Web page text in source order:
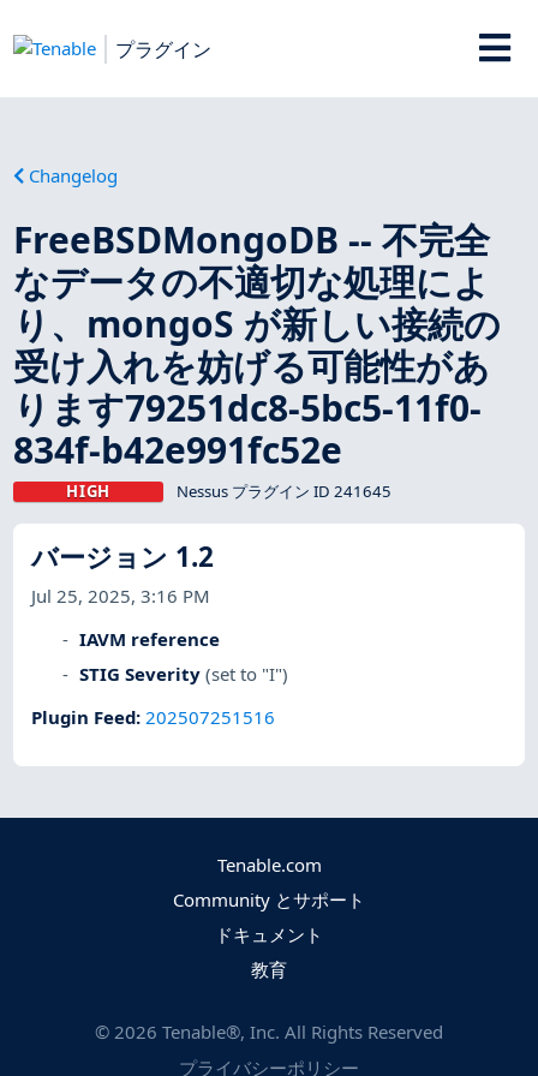
プラグイン
Changelog
FreeBSDMongoDB -- 不完全
なデータの不適切な処理によ
り、mongoS が新しい接続の
受け入れを妨げる可能性があ
ります79251dc8-5bc5-11f0-
834f-b42e991fc52e
HIGH Nessus プラグイン ID 241645
バージョン 1.2
Jul 25, 2025, 3:16 PM
IAVM reference
STIG Severity (set to "I")
Plugin Feed:202507251516
Tenable.com
Community とサポート
ドキュメント
教育
© 2026 Tenable®, Inc. All Rights Reserved
プライバシーポリシー